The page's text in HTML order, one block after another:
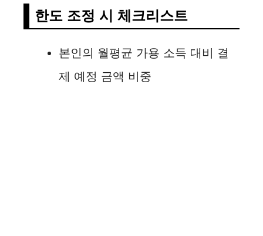
한도 조정 시 체크리스트
본인의 월평균 가용 소득 대비 결
제 예정 금액 비중